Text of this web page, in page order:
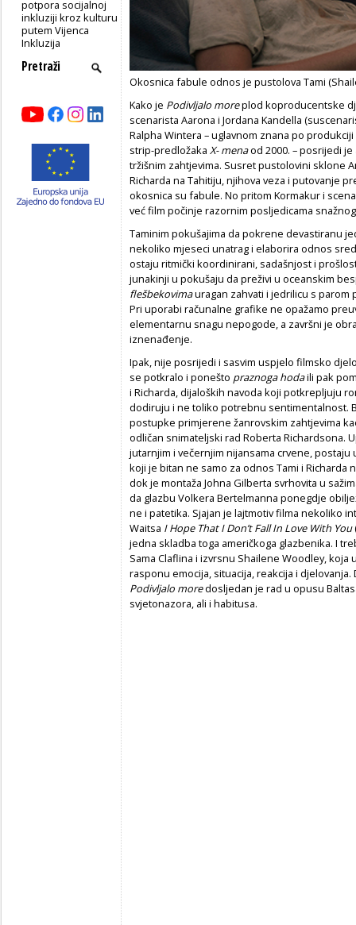
potpora socijalnoj
inkluziji kroz kulturu
putem Vijenca
Inkluzija
Okosnica fabule odnos je pustolova Tami
Kako je Podivljalo moreplod koproducentske
scenarista Aarona i Jordana Kandella
Ralpha Wintera – uglavnom znana po produkciji
strip-predložaka X- menaod 2000. – posrijedi
tržišnim zahtjevima. Susret pustolovini sklone
Richarda na Tahitiju, njihova veza i putovanje
okosnica su fabule. No pritom Kormakur i
već film počinje razornim posljedicama
Taminim pokušajima da pokrene devastiranu
nekoliko mjeseci unatrag i elaborira odnos
ostaju ritmički koordinirani, sadašnjost i
junakinji u pokušaju da preživi u oceanskim
flešbekovimauragan zahvati i jedrilicu s
Pri uporabi računalne grafike ne opažamo
elementarnu snagu nepogode, a završni je
iznenađenje.
Ipak, nije posrijedi i sasvim uspjelo filmsko
se potkralo i ponešto praznoga hodaili pak
i Richarda, dijaloških navoda koji potkrepljuju
dodiruju i ne toliko potrebnu sentimentalnost.
postupke primjerene žanrovskim zahtjevima
odličan snimateljski rad Roberta Richardsona.
jutarnjim i večernjim nijansama crvene,
koji je bitan ne samo za odnos Tami i Richarda
dok je montaža Johna Gilberta svrhovita u
da glazbu Volkera Bertelmanna ponegdje
ne i patetika. Sjajan je lajtmotiv filma nekoliko
Waitsa I Hope That I Don’t Fall In Love With You
jedna skladba toga američkoga glazbenika. I
Sama Claflina i izvrsnu Shailene Woodley, koja
rasponu emocija, situacija, reakcija i
Podivljalo moredosljedan je rad u opusu
svjetonazora, ali i habitusa.